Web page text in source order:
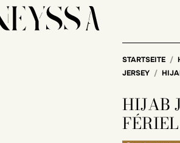
STARTSEITE
JERSEY
HIJAB